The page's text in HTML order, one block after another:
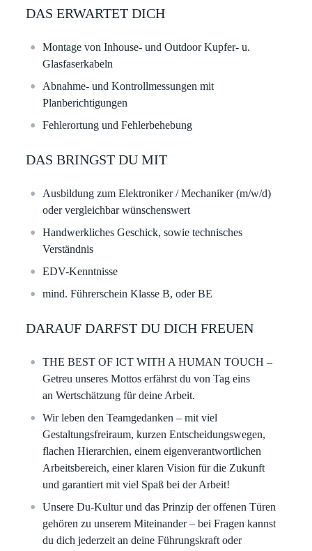
DAS ERWARTET DICH
Montage von Inhouse- und Outdoor Kupfer- u.
Glasfaserkabeln
Abnahme- und Kontrollmessungen mit
Planberichtigungen
Fehlerortung und Fehlerbehebung
DAS BRINGST DU MIT
Ausbildung zum Elektroniker / Mechaniker (m/w/d)
oder vergleichbar wünschenswert
Handwerkliches Geschick, sowie technisches
Verständnis
EDV-Kenntnisse
mind. Führerschein Klasse B, oder BE
DARAUF DARFST DU DICH FREUEN
THE BEST OF ICT WITH A HUMAN TOUCH –
Getreu unseres Mottos erfährst du von Tag eins
an Wertschätzung für deine Arbeit. ​
Wir leben den Teamgedanken – mit viel
Gestaltungsfreiraum, kurzen Entscheidungswegen,
flachen Hierarchien, einem eigenverantwortlichen
Arbeitsbereich, einer klaren Vision für die Zukunft
und garantiert mit viel Spaß bei der Arbeit!​
Unsere Du-Kultur und das Prinzip der offenen Türen
gehören zu unserem Miteinander – bei Fragen kannst
du dich jederzeit an deine Führungskraft oder